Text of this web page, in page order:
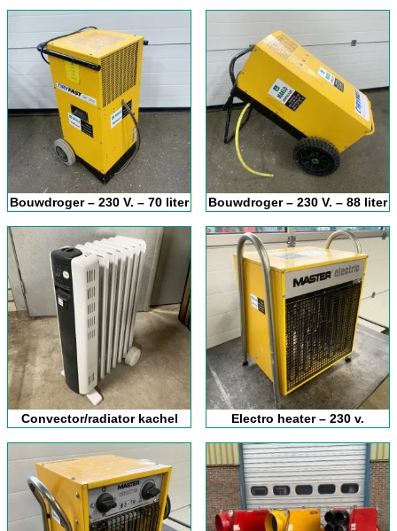
Bouwdroger – 230 V. – 70 liter Bouwdroger – 230 V. – 88 liter
Convector/radiator kachel Electro heater – 230 v.